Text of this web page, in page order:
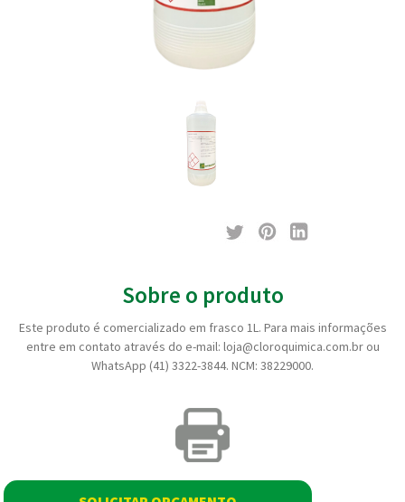
Sobre o produto
Este produto é comercializado em frasco 1L. Para mais informações
entre em contato através do e-mail: loja@cloroquimica.com.br ou
WhatsApp (41) 3322-3844. NCM: 38229000.